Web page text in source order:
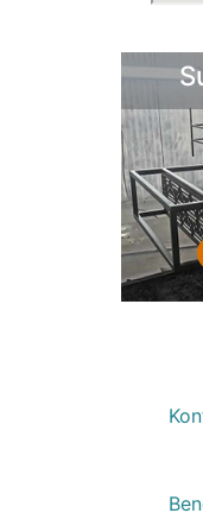
Sužinok